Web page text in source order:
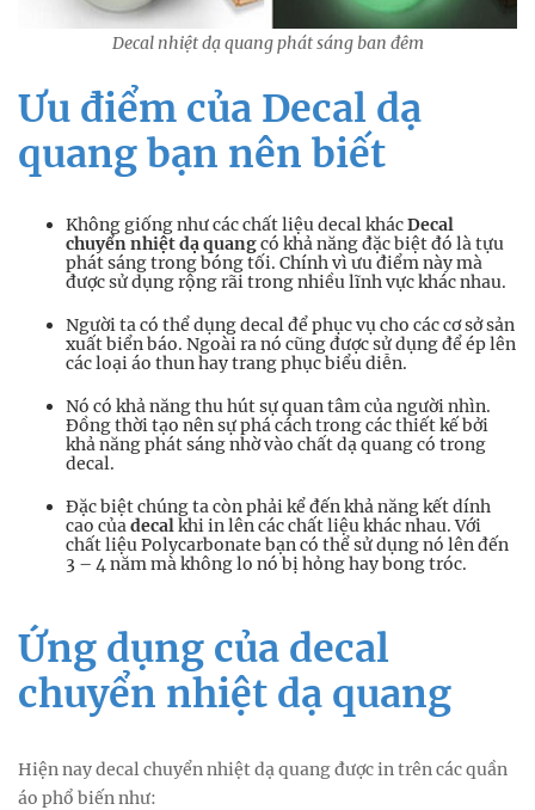
Decal nhiệt dạ quang phát sáng ban đêm
Ưu điểm của Decal dạ
quang bạn nên biết
Không giống như các chất liệu decal khácDecal
chuyển nhiệt dạ quangcó khả năng đặc biệt đó là tựu
phát sáng trong bóng tối. Chính vì ưu điểm này mà
được sử dụng rộng rãi trong nhiều lĩnh vực khác nhau.
Người ta có thể dụng decal để phục vụ cho các cơ sở sản
xuất biển báo. Ngoài ra nó cũng được sử dụng để ép lên
các loại áo thun hay trang phục biểu diễn.
Nó có khả năng thu hút sự quan tâm của người nhìn.
Đồng thời tạo nên sự phá cách trong các thiết kế bởi
khả năng phát sáng nhờ vào chất dạ quang có trong
decal.
Đặc biệt chúng ta còn phải kể đến khả năng kết dính
cao của decal khi in lên các chất liệu khác nhau. Với
chất liệu Polycarbonate bạn có thể sử dụng nó lên đến
3 – 4 năm mà không lo nó bị hỏng hay bong tróc.
Ứng dụng của decal
chuyển nhiệt dạ quang
Hiện nay decal chuyển nhiệt dạ quang được in trên các quần
áo phổ biến như: